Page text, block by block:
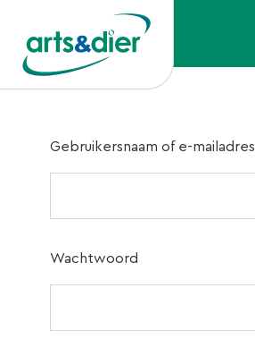
Gebruikersnaam of e-mailadres
Wachtwoord